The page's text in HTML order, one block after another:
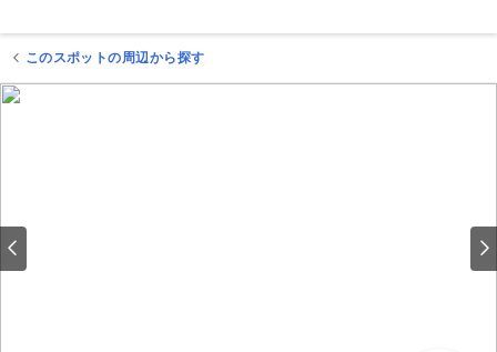
このスポットの周辺から探す